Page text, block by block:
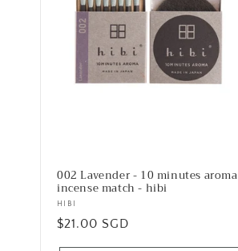
002 Lavender - 10 minutes aroma
incense match - hibi
เวน
เด
HIBI
ราคา
$21.00 SGD